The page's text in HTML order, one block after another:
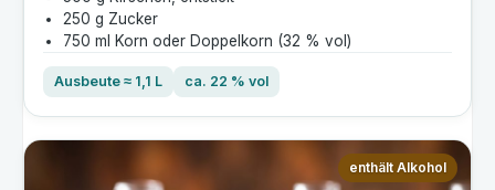
250 g Zucker
750 ml Korn oder Doppelkorn (32 % vol)
Ausbeute ≈ 1,1 L ca. 22 % vol
enthält Alkohol